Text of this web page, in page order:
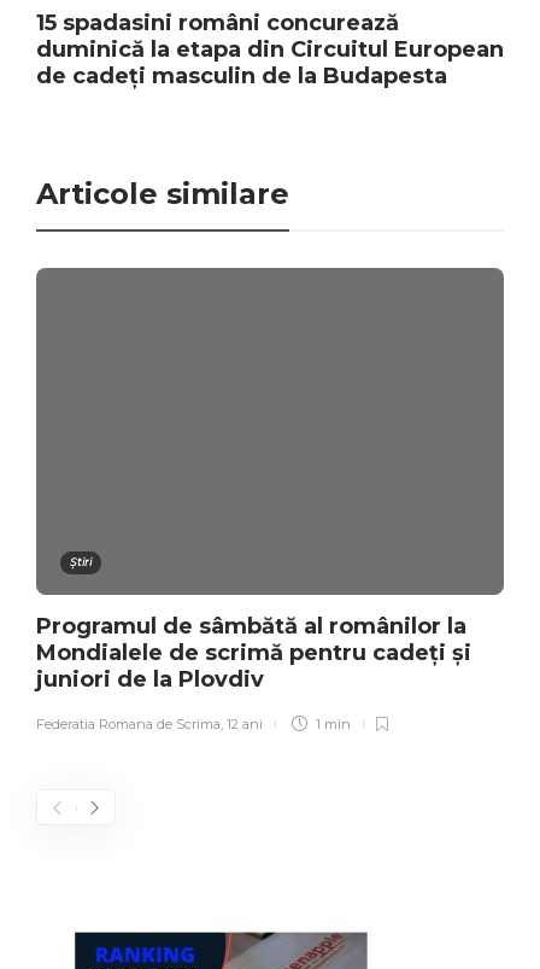
15 spadasini români concurează
duminică la etapa din Circuitul European
de cadeți masculin de la Budapesta
Articole similare
Știri
Programul de sâmbătă al românilor la
Mondialele de scrimă pentru cadeți și
juniori de la Plovdiv
Federatia Romana de Scrima, 12 ani 1 min